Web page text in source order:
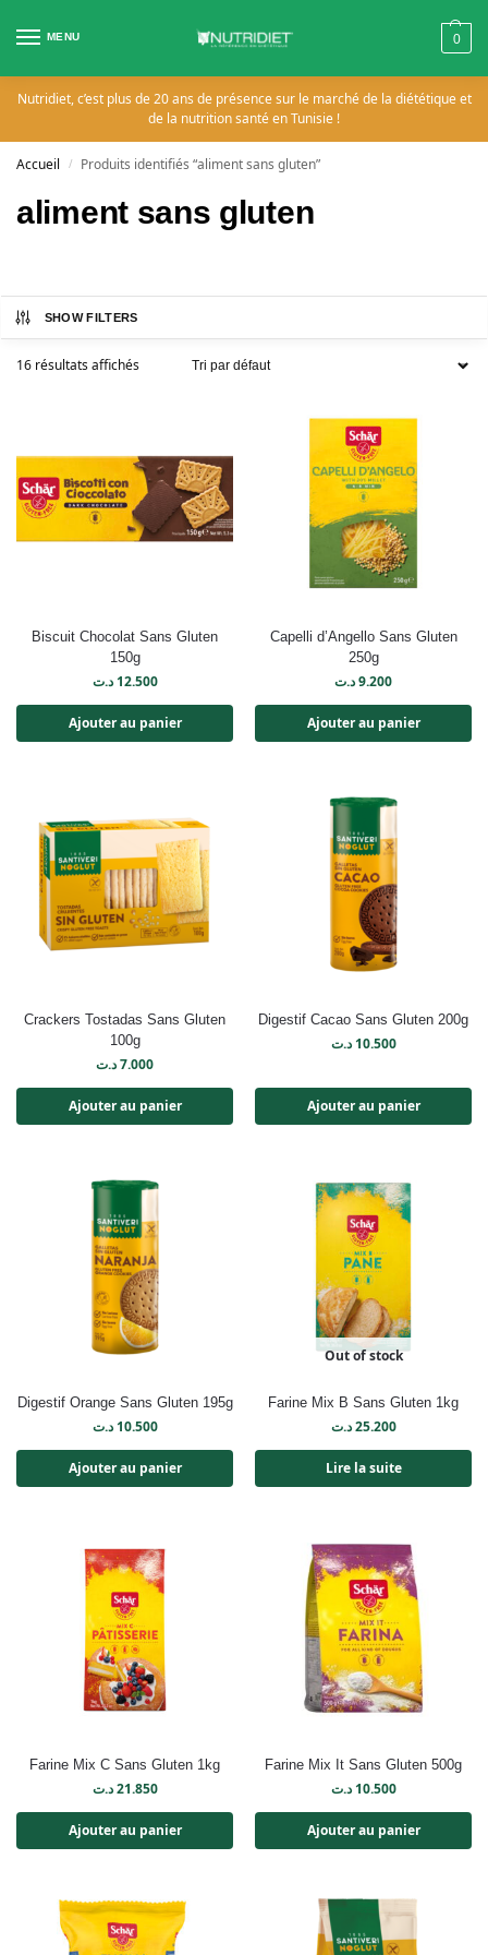
MENU 0
Nutridiet, c’est plus de 20 ans de présence sur le marché de la diététique et
de la nutrition santé en Tunisie !
Accueil / Produits identifiés “aliment sans gluten”
aliment sans gluten
SHOW FILTERS
16 résultats affichés
Biscuit Chocolat Sans Gluten
150g
12.500 د.ت
Ajouter au panier
Capelli d’Angello Sans Gluten
250g
9.200د.ت
Ajouter au panier
Crackers Tostadas Sans Gluten
100g
7.000د.ت
Ajouter au panier
Digestif Cacao Sans Gluten 200g
10.500 د.ت
Ajouter au panier
Digestif Orange Sans Gluten 195g
10.500 د.ت
Ajouter au panier
Out of stock
Farine Mix B Sans Gluten 1kg
25.200 د.ت
Lire la suite
Farine Mix C Sans Gluten 1kg
21.850 د.ت
Ajouter au panier
Farine Mix It Sans Gluten 500g
10.500 د.ت
Ajouter au panier